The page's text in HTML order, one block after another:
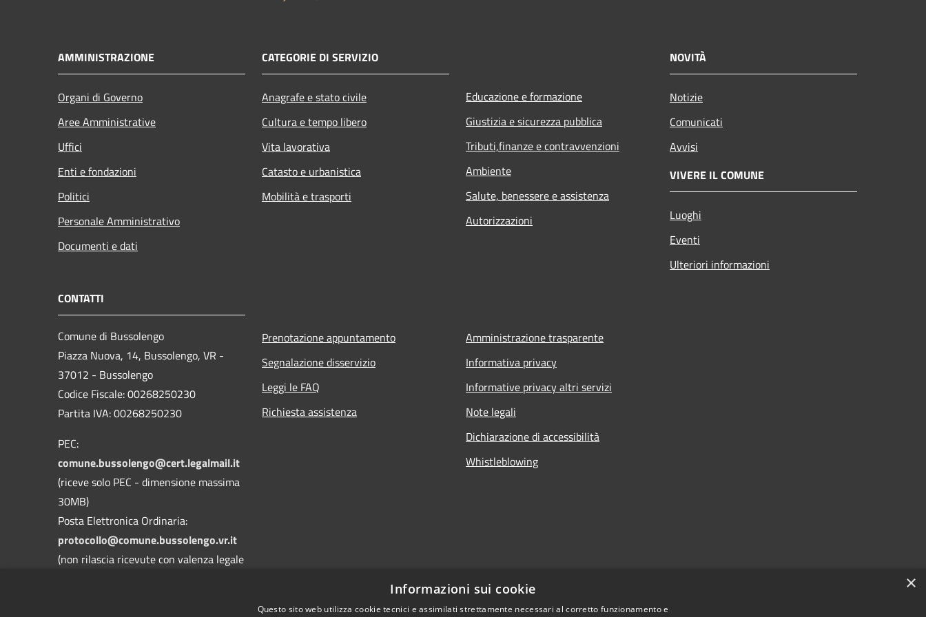
AMMINISTRAZIONE
Organi di Governo
Aree Amministrative
Uffici
Enti e fondazioni
Politici
Personale Amministrativo
Documenti e dati
CATEGORIE DI SERVIZIO
Anagrafe e stato civile
Cultura e tempo libero
Vita lavorativa
Catasto e urbanistica
Mobilità e trasporti
Educazione e formazione
Giustizia e sicurezza pubblica
Tributi,finanze e contravvenzioni
Ambiente
Salute, benessere e assistenza
Autorizzazioni
NOVITÀ
Notizie
Comunicati
Avvisi
VIVERE IL COMUNE
Luoghi
Eventi
Ulteriori informazioni
CONTATTI
Comune di Bussolengo
Piazza Nuova, 14, Bussolengo, VR -
37012 - Bussolengo
Codice Fiscale: 00268250230
Partita IVA: 00268250230
PEC:
comune.bussolengo@cert.legalmail.it
(riceve solo PEC - dimensione massima
30MB)
Posta Elettronica Ordinaria:
protocollo@comune.bussolengo.vr.it
(non rilascia ricevute con valenza legale
Prenotazione appuntamento
Segnalazione disservizio
Leggi le FAQ
Richiesta assistenza
Amministrazione trasparente
Informativa privacy
Informative privacy altri servizi
Note legali
Dichiarazione di accessibilità
Whistleblowing
×
Informazioni sui cookie
Questo sito web utilizza cookie tecnici e assimilati strettamente necessari al corretto funzionamento e